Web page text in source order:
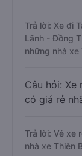
Trả lời: Xe đi
Lãnh - Đồng
những nhà xe
Câu hỏi: Xe
có giá rẻ
Trả lời: Vé xe
nhà xe Thiên